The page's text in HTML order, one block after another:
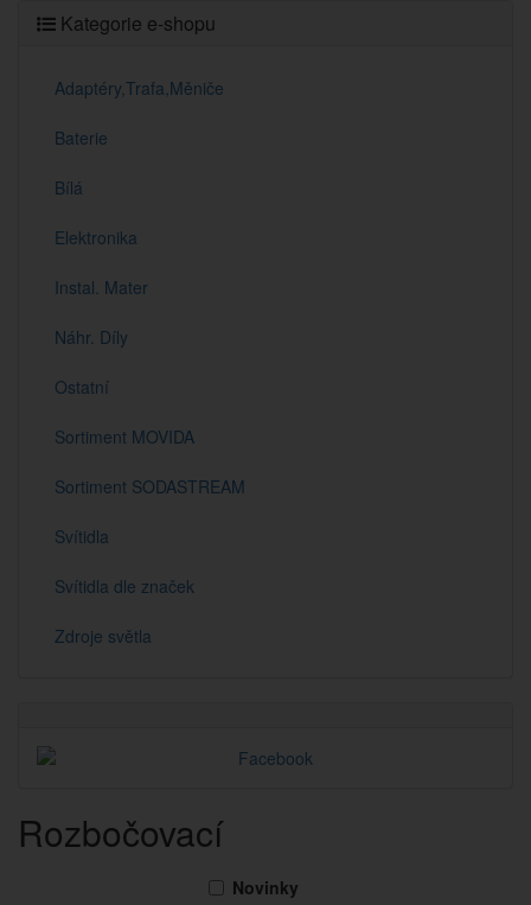
Kategorie e-shopu
Adaptéry,Trafa,Měniče
Baterie
Bílá
Elektronika
Instal. Mater
Náhr. Díly
Ostatní
Sortiment MOVIDA
Sortiment SODASTREAM
Svítidla
Svítidla dle značek
Zdroje světla
Rozbočovací
Novinky